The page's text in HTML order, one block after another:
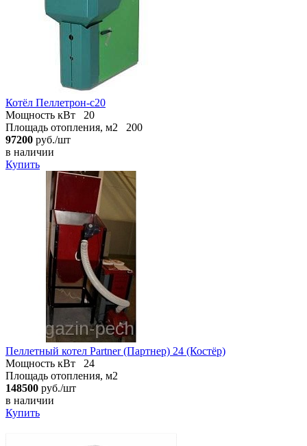
Котёл Пеллетрон-с20
Мощность кВт
20
Площадь отопления, м2
200
97200 руб./шт
в наличии
Купить
Пеллетный котел Partner (Партнер) 24 (Костёр)
Мощность кВт
24
Площадь отопления, м2
148500 руб./шт
в наличии
Купить